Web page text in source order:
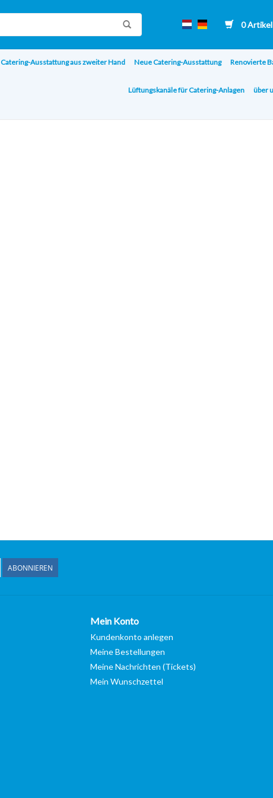
0
Catering-Ausstattung aus zweiter Hand Neue Catering-Ausstattung Renovierte
Lüftungskanäle für Catering-Anlagen über
ABONNIEREN
Mein Konto
Kundenkonto anlegen
Meine Bestellungen
Meine Nachrichten (Tickets)
Mein Wunschzettel